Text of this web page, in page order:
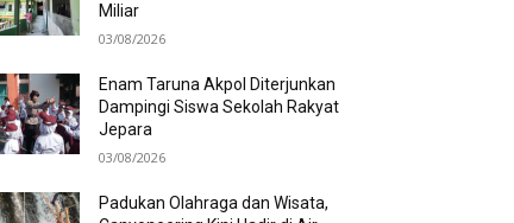
Miliar
03/08/2026
Enam Taruna Akpol Diterjunkan
Dampingi Siswa Sekolah Rakyat
Jepara
03/08/2026
Padukan Olahraga dan Wisata,